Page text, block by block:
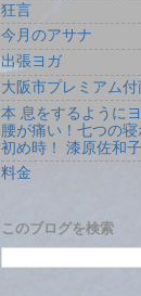
狂言
今月のアサナ
出張ヨガ
大阪市プレミアム付
本 息をするように
腰が痛い！七つの
初め時！ 漆原佐和
料金
このブログを検索